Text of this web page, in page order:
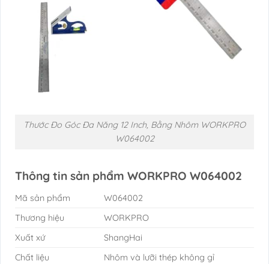
Thước Đo Góc Đa Năng 12 Inch, Bằng Nhôm WORKPRO
W064002
Thông tin sản phẩm WORKPRO W064002
Mã sản phẩm
W064002
Thương hiệu
WORKPRO
Xuất xứ
ShangHai
Chất liệu
Nhôm và lưỡi thép không gỉ